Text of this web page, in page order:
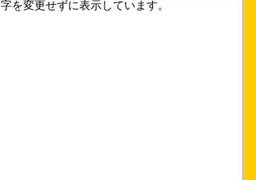
を変更せずに表示しています。